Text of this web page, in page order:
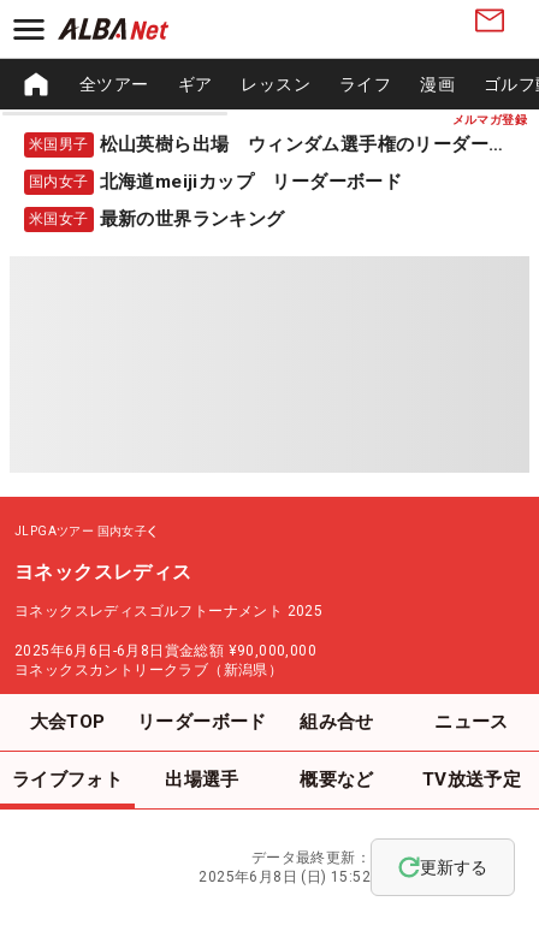
メルマガ登録
全ツアー ギア レッスン ライフ 漫画 ゴル
米国男子 松山英樹ら出場 ウィンダム選手権のリーダーボード
国内女子 北海道meijiカップ リーダーボード
米国女子 最新の世界ランキング
JLPGAツアー 国内女子
ヨネックスレディス
ヨネックスレディスゴルフトーナメント 2025
2025年6月6日-6月8日 賞金総額 ¥90,000,000
ヨネックスカントリークラブ（新潟県）
大会TOP リーダーボード 組み合せ ニュース
ライブフォト 出場選手 概要など TV放送予定
データ最終更新：
2025年6月8日 (日) 15:52
更新する